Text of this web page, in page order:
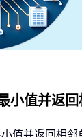
小值并返
值并返回相